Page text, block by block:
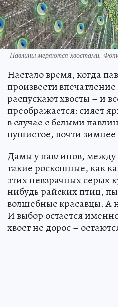
Павлины меряются хвостами.
Настало время, когда
произвести
распускают хвосты – и
преображается: сияет
в случае с белыми
пушистое, почти зимнее
Дамы у павлинов, между
такие роскошные, как
этих невзрачных серых
нибудь райских птиц,
волшебные красавцы. А
И выбор остается
хвост не дорос –